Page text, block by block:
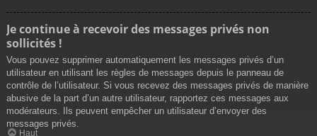
Je continue à recevoir des messages privés non
sollicités !
Vous pouvez supprimer automatiquement les messages privés d’un
utilisateur en utilisant les règles de messages depuis le panneau de
contrôle de l’utilisateur. Si vous recevez des messages privés de manière
abusive de la part d’un autre utilisateur, rapportez ces messages aux
modérateurs. Ils peuvent empêcher un utilisateur d’envoyer des
messages privés.
Haut